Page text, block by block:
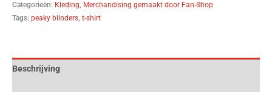
Categorieën: Kleding, Merchandising gemaakt door Fan-Shop
Tags: peaky blinders, t-shirt
Beschrijving